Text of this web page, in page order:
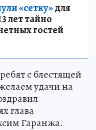
«сетку»для
лет тайно
гостей
с блестящей
удачи на
глава
Гаранжа.